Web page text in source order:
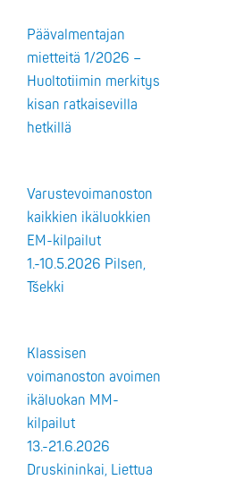
Päävalmentajan
mietteitä 1/2026 –
Huoltotiimin merkitys
kisan ratkaisevilla
hetkillä
Varustevoimanoston
kaikkien ikäluokkien
EM-kilpailut
1.-10.5.2026 Pilsen,
Tšekki
Klassisen
voimanoston avoimen
ikäluokan MM-
kilpailut
13.-21.6.2026
Druskininkai, Liettua